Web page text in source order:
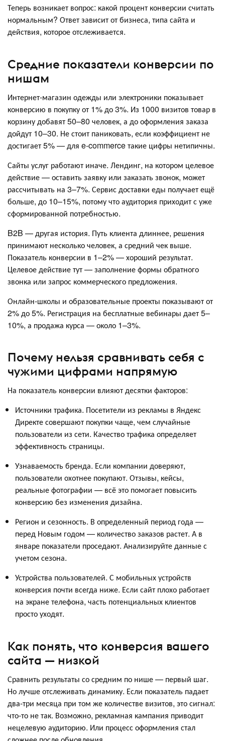
Теперь возникает вопрос: какой процент конверсии считать
нормальным? Ответ зависит от бизнеса, типа сайта и
действия, которое отслеживается.
Средние показатели конверсии по
нишам
Интернет-магазин одежды или электроники показывает
конверсию в покупку от 1% до 3%. Из 1000 визитов товар в
корзину добавят 50–80 человек, а до оформления заказа
дойдут 10–30. Не стоит паниковать, если коэффициент не
достигает 5% — для e-commerce такие цифры нетипичны.
Сайты услуг работают иначе. Лендинг, на котором целевое
действие — оставить заявку или заказать звонок, может
рассчитывать на 3–7%. Сервис доставки еды получает ещё
больше, до 10–15%, потому что аудитория приходит с уже
сформированной потребностью.
B2B — другая история. Путь клиента длиннее, решения
принимают несколько человек, а средний чек выше.
Показатель конверсии в 1–2% — хороший результат.
Целевое действие тут — заполнение формы обратного
звонка или запрос коммерческого предложения.
Онлайн-школы и образовательные проекты показывают от
2% до 5%. Регистрация на бесплатные вебинары дает 5–
10%, а продажа курса — около 1–3%.
Почему нельзя сравнивать себя с
чужими цифрами напрямую
На показатель конверсии влияют десятки факторов:
Источники трафика. Посетители из рекламы в Яндекс
Директе совершают покупки чаще, чем случайные
пользователи из сети. Качество трафика определяет
эффективность страницы.
Узнаваемость бренда. Если компании доверяют,
пользователи охотнее покупают. Отзывы, кейсы,
реальные фотографии — всё это помогает повысить
конверсию без изменения дизайна.
Регион и сезонность. В определенный период года —
перед Новым годом — количество заказов растет. А в
январе показатели проседают. Анализируйте данные с
учетом сезона.
Устройства пользователей. С мобильных устройств
конверсия почти всегда ниже. Если сайт плохо работает
на экране телефона, часть потенциальных клиентов
просто уходят.
Как понять, что конверсия вашего
сайта — низкой
Сравнить результаты со средним по нише — первый шаг.
Но лучше отслеживать динамику. Если показатель падает
два-три месяца при том же количестве визитов, это сигнал:
что-то не так. Возможно, рекламная кампания приводит
нецелевую аудиторию. Или процесс оформления стал